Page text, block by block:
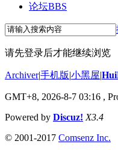
论坛BBS
请先登录后才能继续浏览
Archiver|手机版|小黑屋|
GMT+8, 2026-8-7 03:16 ,
Powered by Discuz! X3.4
© 2001-2017 Comsenz Inc.